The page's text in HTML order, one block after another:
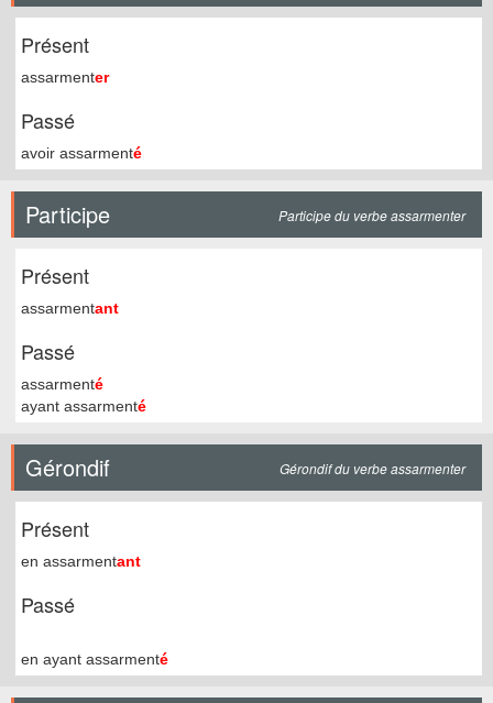
Présent
assarmenter
Passé
avoir assarmenté
Participe Participe du verbe assarmenter
Présent
assarmentant
Passé
assarmenté
ayant assarmenté
Gérondif Gérondif du verbe assarmenter
Présent
en assarmentant
Passé
en ayant assarmenté